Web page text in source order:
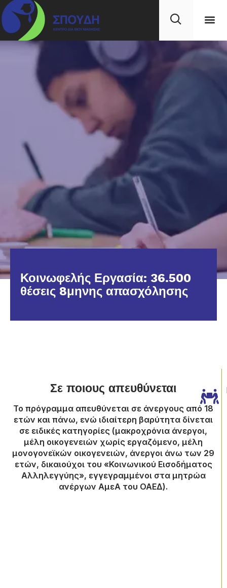
Κοινωφελής Εργασία: 36.500
θέσεις 8μηνης απασχόλησης
Σε ποιους απευθύνεται
Το πρόγραμμα απευθύνεται σε άνεργους από 18
ετών και πάνω, ενώ ιδιαίτερη βαρύτητα δίνεται
σε ειδικές κατηγορίες (μακροχρόνια άνεργοι,
μέλη οικογενειών χωρίς εργαζόμενο, μέλη
μονογονεϊκών οικογενειών, άνεργοι άνω των 29
ετών, δικαιούχοι του «Κοινωνικού Εισοδήματος
Αλληλεγγύης», εγγεγραμμένοι στα μητρώα
ανέργων ΑμεΑ του ΟΑΕΔ).